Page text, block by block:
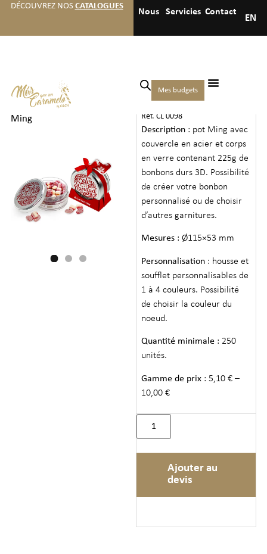
DÉCOUVREZ NOS CATALOGUES
Nous Servicies Contact
EN
Mes budgets
Accueil Bonbons
de qualité supérieure
Ming
POT MING
Ref. CL 0098
Description : pot Ming avec
couvercle en acier et corps
en verre contenant 225g de
bonbons durs 3D. Possibilité
de créer votre bonbon
personnalisé ou de choisir
d’autres garnitures.
Mesures : Ø115×53 mm
Personnalisation : housse et
soufflet personnalisables de
1 à 4 couleurs. Possibilité
de choisir la couleur du
noeud.
Quantité minimale : 250
unités.
Gamme de prix : 5,10 € –
10,00 €
Ajouter au
devis